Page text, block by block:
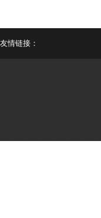
友情链接：